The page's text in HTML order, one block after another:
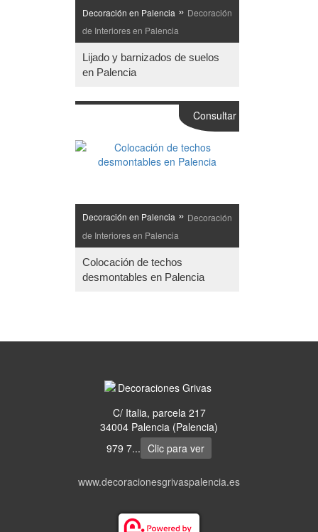
Decoración en Palencia » Decoración
de Interiores en Palencia
Lijado y barnizados de suelos
en Palencia
Decoración en Palencia » Decoración
de Interiores en Palencia
Colocación de techos
desmontables en Palencia
Consultar
C/ Italia, parcela 217
34004 Palencia (Palencia)
979 7... Clic para ver
www.decoracionesgrivaspalencia.es